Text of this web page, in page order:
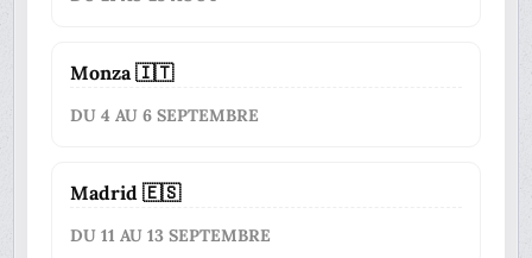
Monza 🇮🇹
DU 4 AU 6 SEPTEMBRE
Madrid 🇪🇸
DU 11 AU 13 SEPTEMBRE